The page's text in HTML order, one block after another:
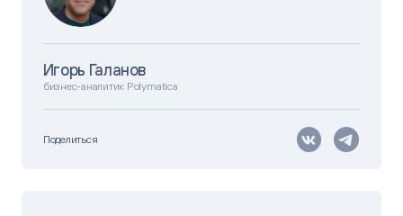
Игорь Галанов
бизнес-аналитик Polymatica
Поделиться